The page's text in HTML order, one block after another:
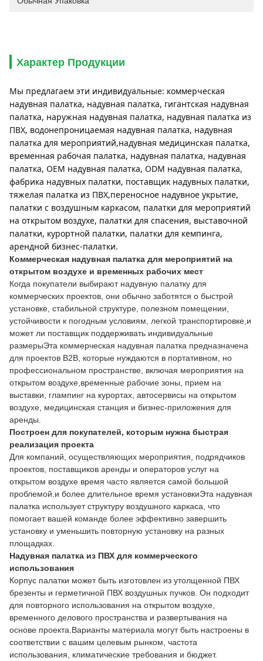
Характер Продукции
Мы предлагаем эти индивидуальные: коммерческая
надувная палатка, надувная палатка, гигантская надувная
палатка, наружная надувная палатка, надувная палатка из
ПВХ, водонепроницаемая надувная палатка, надувная
палатка для мероприятий,надувная медицинская палатка,
временная рабочая палатка, надувная палатка, надувная
палатка, OEM надувная палатка, ODM надувная палатка,
фабрика надувных палатки, поставщик надувных палатки,
тяжелая палатка из ПВХ,переносное надувное укрытие,
палатки с воздушным каркасом, палатки для мероприятий
на открытом воздухе, палатки для спасения, выставочной
палатки, курортной палатки, палатки для кемпинга,
арендной бизнес-палатки.
Коммерческая надувная палатка для мероприятий на
открытом воздухе и временных рабочих мест
Когда покупатели выбирают надувную палатку для
коммерческих проектов, они обычно заботятся о быстрой
установке, стабильной структуре, полезном помещении,
устойчивости к погодным условиям, легкой транспортировке,и
может ли поставщик поддерживать индивидуальные
размерыЭта коммерческая надувная палатка предназначена
для проектов B2B, которые нуждаются в портативном, но
профессиональном пространстве, включая мероприятия на
открытом воздухе,временные рабочие зоны, прием на
выставки, глампинг на курортах, автосервисы на открытом
воздухе, медицинская станция и бизнес-приложения для
аренды.
Построен для покупателей, которым нужна быстрая
реализация проекта
Для компаний, осуществляющих мероприятия, подрядчиков
проектов, поставщиков аренды и операторов услуг на
открытом воздухе время часто является самой большой
проблемой.и более длительное время установкиЭта надувная
палатка использует структуру воздушного каркаса, что
помогает вашей команде более эффективно завершить
установку и уменьшить повторную установку на разных
площадках.
Надувная палатка из ПВХ для коммерческого
использования
Корпус палатки может быть изготовлен из утолщенной ПВХ
брезенты и герметичной ПВХ воздушных пучков. Он подходит
для повторного использования на открытом воздухе,
временного делового пространства и развертывания на
основе проекта.Варианты материала могут быть настроены в
соответствии с вашим целевым рынком, частота
использования, климатические требования и бюджет.